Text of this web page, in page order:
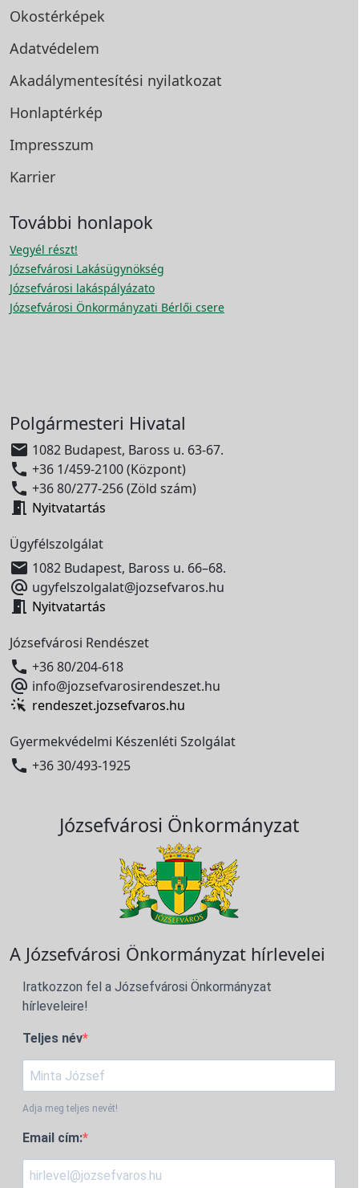
Okostérképek
Adatvédelem
Akadálymentesítési nyilatkozat
Honlaptérkép
Impresszum
Karrier
További honlapok
Vegyél részt!
Józsefvárosi Lakásügynökség
Józsefvárosi lakáspályázato
Józsefvárosi Önkormányzati Bérlői csere
Polgármesteri Hivatal
 1082 Budapest, Baross u. 63-67.
 +36 1/459-2100 (Központ)
 +36 80/277-256 (Zöld szám)
 Nyitvatartás
Ügyfélszolgálat
 1082 Budapest, Baross u. 66–68.
 ugyfelszolgalat@jozsefvaros.hu
 Nyitvatartás
Józsefvárosi Rendészet
 +36 80/204-618
 info@jozsefvarosirendeszet.hu
rendeszet.jozsefvaros.hu
Gyermekvédelmi Készenléti Szolgálat
 +36 30/493-1925
Józsefvárosi Önkormányzat
A Józsefvárosi Önkormányzat hírlevelei
Iratkozzon fel a Józsefvárosi Önkormányzat
hírleveleire!
Teljes név
Adja meg teljes nevét!
Email cím: